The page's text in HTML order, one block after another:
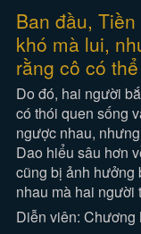
Ban đầu,
khó mà lui,
rằng cô có
Do đó, hai người
có thói quen sống
ngược nhau,
Dao hiểu sâu hơn
cũng bị ảnh hưởng
nhau mà hai người
Diễn viên: